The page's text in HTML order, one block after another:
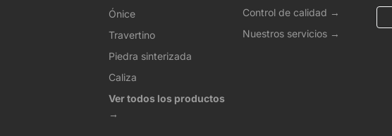
Ónice
Travertino
Piedra sinterizada
Caliza
Ver todos los productos
→
Control de calidad →
Nuestros servicios →